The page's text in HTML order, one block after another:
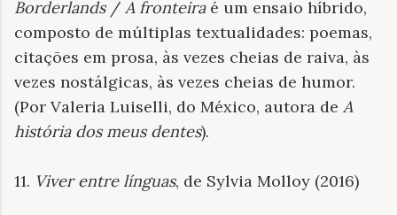
Borderlands/ A fronteiraé um ensaio híbrido,
composto de múltiplas textualidades: poemas,
citações em prosa, às vezes cheias de raiva, às
vezes nostálgicas, às vezes cheias de humor.
(Por Valeria Luiselli, do México, autora de A
história dos meus dentes).
11. Viver entre línguas, de Sylvia Molloy (2016)